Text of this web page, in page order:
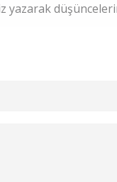
yazarak